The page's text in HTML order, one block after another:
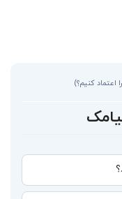
اعتماد کنیم؟)